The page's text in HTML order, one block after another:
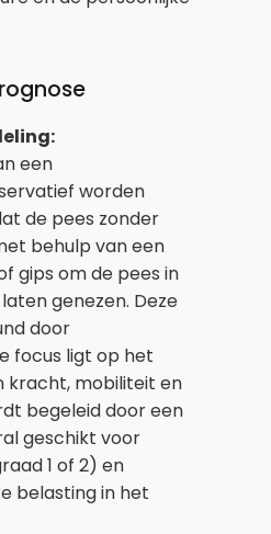
een
worden
de pees zonder
behulp van een
gips om de pees in
genezen. Deze
door
focus ligt op het
kracht, mobiliteit en
begeleid door een
geschikt voor
1 of 2) en
belasting in het